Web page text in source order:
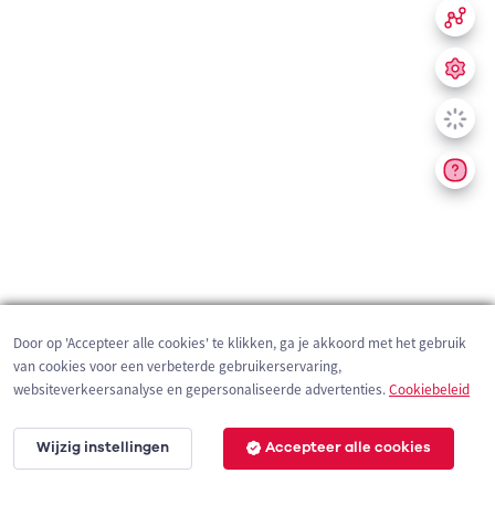
200 m
Door op 'Accepteer alle cookies' te klikken, ga je akkoord met het gebruik
van cookies voor een verbeterde gebruikerservaring,
websiteverkeersanalyse en gepersonaliseerde advertenties.Cookiebeleid
Wijzig instellingen Accepteer alle cookies